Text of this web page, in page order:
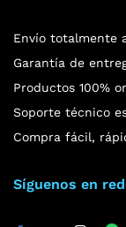
Envío totalmente
Garantía de
Productos 100%
Soporte técnico
Compra fácil,
Síguenos en